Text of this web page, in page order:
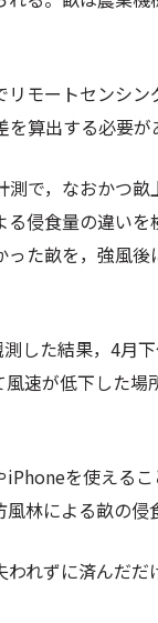
モートセンシ
算出する必要が
で，なおかつ
侵食量の違い
た畝を，強風
した結果，4月
速が低下した
を使える
林による畝の侵
れずに済んだ